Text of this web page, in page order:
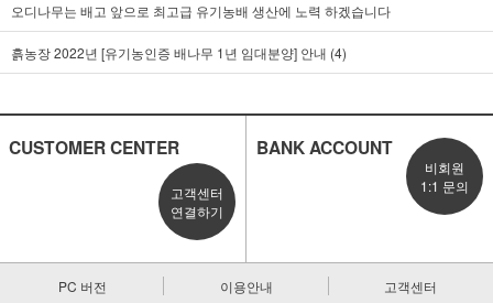
오디나무는 배고 앞으로 최고급 유기농배 생산에 노력 하겠습니다
흙농장 2022년 [유기농인증 배나무 1년 임대분양] 안내 (4)
CUSTOMER CENTER
고객센터
연결하기
BANK ACCOUNT
비회원
1:1 문의
PC 버전 이용안내 고객센터